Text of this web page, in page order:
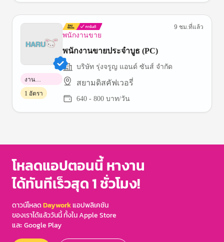
พนักงานขาย
9 ชม.ที่แล้ว
พนักงานขายประจำบูธ (PC)
บริษัท รุ่งจรูญ แอนด์ ซันส์ จำกัด
สยามดิสคัฟเวอรี่
640 - 800 บาท/วัน
งาน
พาร์ทไทม์
1 อัตรา
โหลดแอปตอนนี้ หางาน
ได้ทันทีเร็วสุด 1 ชั่วโมง!
ดาวน์โหลดDayworkแอปพลิเคชัน
ของเราได้แล้ววันนี้ ทั้งใน Apple Store
และ Google Play